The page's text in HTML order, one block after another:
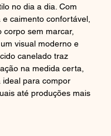
no dia a dia. Com
caimento confortável,
corpo sem marcar,
visual moderno e
canelado traz
na medida certa,
ideal para compor
até produções mais